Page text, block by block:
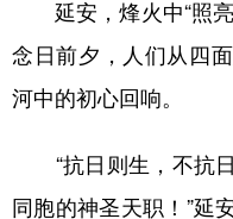
延安，烽火中“照亮
念日前夕，人们从四
河中的初心回响。
“抗日则生，不抗日
同胞的神圣天职！”延